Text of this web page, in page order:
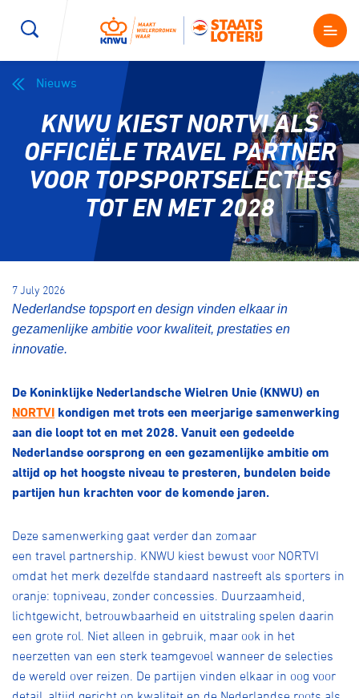
Kenniscentrum
Magazine
Shop
Producten en diensten
Contact
Lid worden
Nieuws
KNWU KIEST NORTVI ALS
OFFICIËLE TRAVEL PARTNER
VOOR TOPSPORTSELECTIES
TOT EN MET 2028
7 July 2026
Nederlandse topsport en design vinden elkaar in
gezamenlijke ambitie voor kwaliteit, prestaties en
innovatie.
De Koninklijke Nederlandsche Wielren Unie (KNWU) en
NORTVI kondigen met trots een meerjarige samenwerking
aan die loopt tot en met 2028. Vanuit een gedeelde
Nederlandse oorsprong en een gezamenlijke ambitie om
altijd op het hoogste niveau te presteren, bundelen beide
partijen hun krachten voor de komende jaren.
Deze samenwerking gaat verder dan zomaar
een travel partnership. KNWU kiest bewust voor NORTVI
omdat het merk dezelfde standaard nastreeft als sporters in
oranje: topniveau, zonder concessies. Duurzaamheid,
lichtgewicht, betrouwbaarheid en uitstraling spelen daarin
een grote rol . Niet alleen in gebruik, maar ook in het
neerzetten van een sterk teamgevoel wanneer de selecties
de wereld over reizen. De partijen vinden elkaar in oog voor
Wegwielrennen Mountainbiken
Kunstwielrijden ID-Cycling
Baanwielrennen Strandrace
BMX freestyle
Veldrijden
Pumptrack Fixed gear